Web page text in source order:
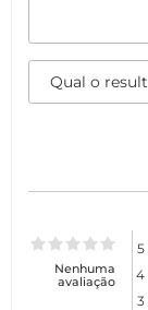
Nenhuma
avaliação
5
4
3